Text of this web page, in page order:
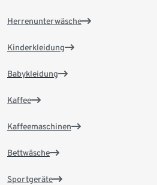
Herrenunterwäsche
Kinderkleidung
Babykleidung
Kaffee
Kaffeemaschinen
Bettwäsche
Sportgeräte